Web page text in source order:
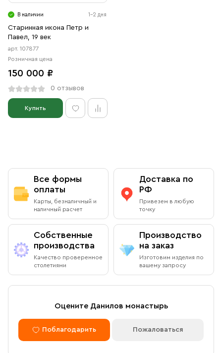
Свечи
Ювелирные изделия
В наличии 1-2 дня
Старинная икона Петр и
Павел, 19 век
арт. 107877
Розничная цена
150 000 ₽
0 отзывов
Купить
Все формы
оплаты
Карты, безналичный и
наличный расчет
Доставка по
РФ
Привезем в любую
точку
Собственные
производства
Качество проверенное
столетиями
Производство
на заказ
Изготовим изделия по
вашему запросу
Оцените Данилов монастырь
Поблагодарить Пожаловаться